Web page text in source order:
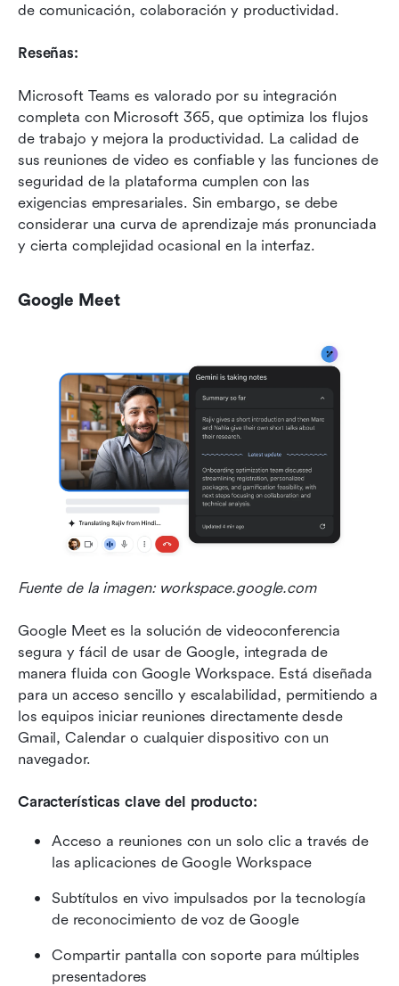
de comunicación, colaboración y productividad.
Reseñas:
Microsoft Teams es valorado por su integración
completa con Microsoft 365, que optimiza los flujos
de trabajo y mejora la productividad. La calidad de
sus reuniones de video es confiable y las funciones de
seguridad de la plataforma cumplen con las
exigencias empresariales. Sin embargo, se debe
considerar una curva de aprendizaje más pronunciada
y cierta complejidad ocasional en la interfaz.
Google Meet
Fuente de la imagen: workspace.google.com
Google Meet es la solución de videoconferencia
segura y fácil de usar de Google, integrada de
manera fluida con Google Workspace. Está diseñada
para un acceso sencillo y escalabilidad, permitiendo a
los equipos iniciar reuniones directamente desde
Gmail, Calendar o cualquier dispositivo con un
navegador.
Características clave del producto:
Acceso a reuniones con un solo clic a través de
las aplicaciones de Google Workspace
Subtítulos en vivo impulsados por la tecnología
de reconocimiento de voz de Google
Compartir pantalla con soporte para múltiples
presentadores